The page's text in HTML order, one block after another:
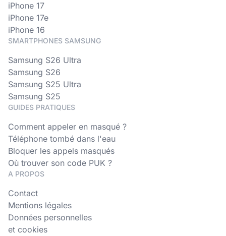
iPhone 17
iPhone 17e
iPhone 16
SMARTPHONES SAMSUNG
Samsung S26 Ultra
Samsung S26
Samsung S25 Ultra
Samsung S25
GUIDES PRATIQUES
Comment appeler en masqué ?
Téléphone tombé dans l'eau
Bloquer les appels masqués
Où trouver son code PUK ?
A PROPOS
Contact
Mentions légales
Données personnelles
et cookies